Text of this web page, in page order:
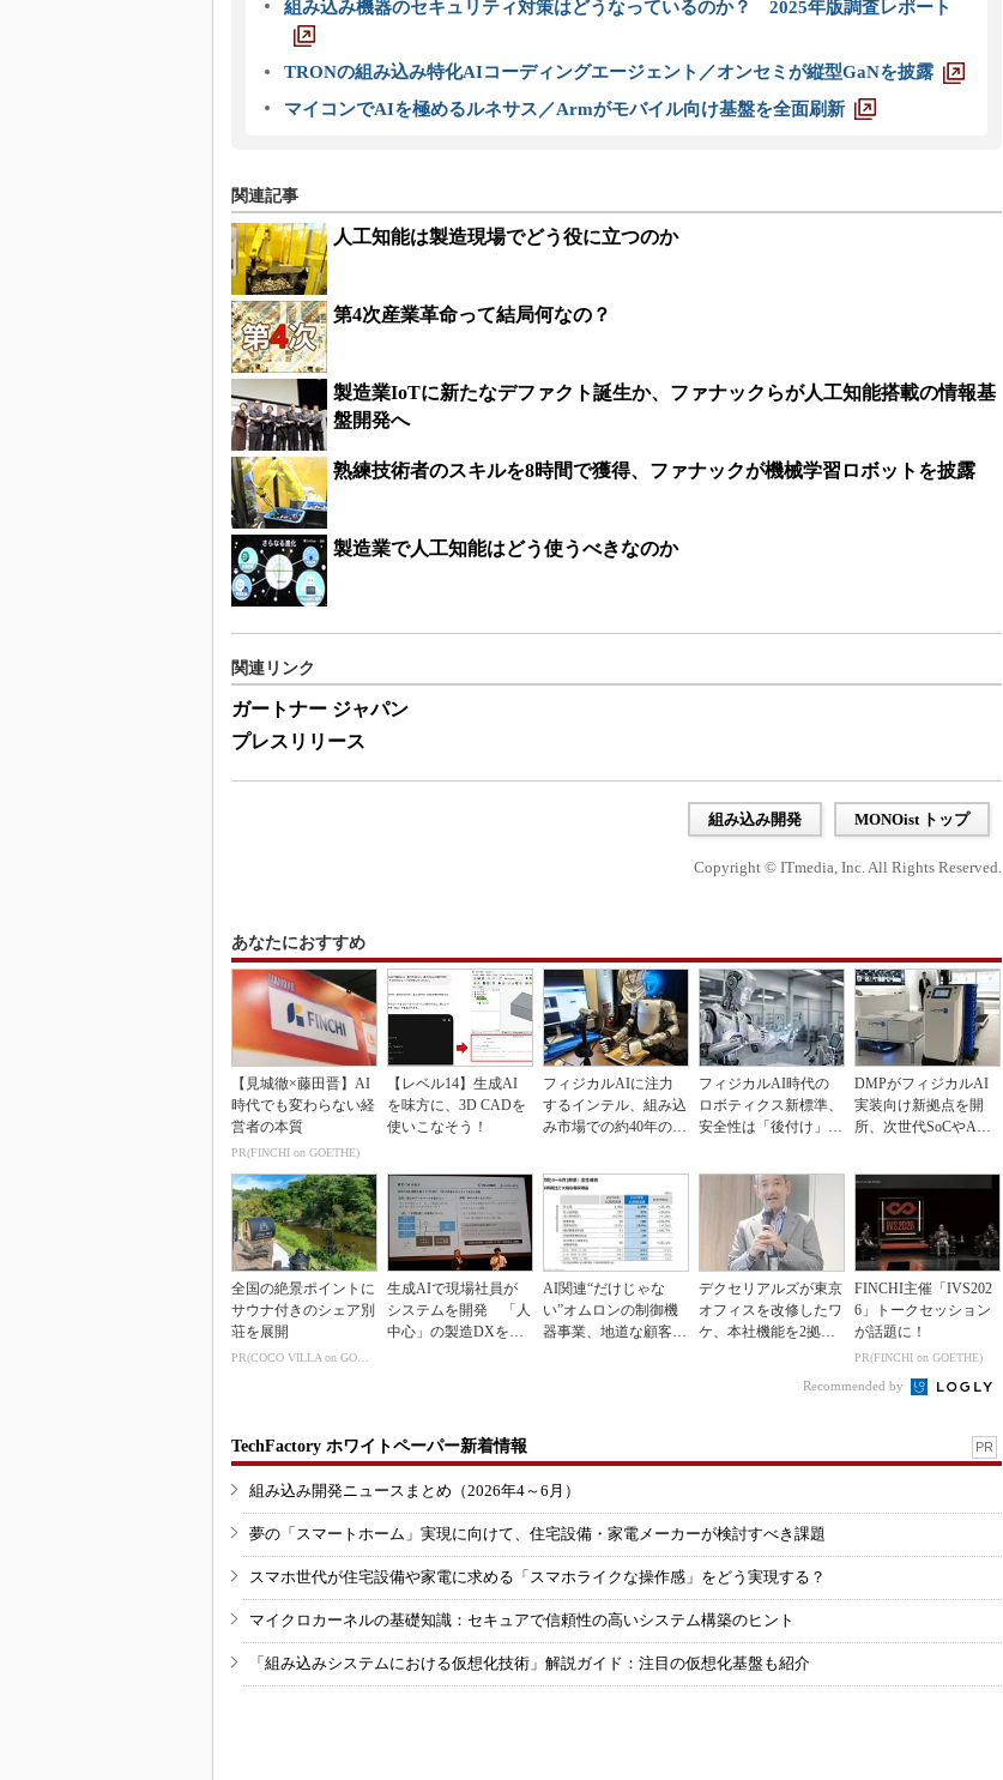
組み込み機器のセキュリティ対策はどうなっているのか？ 2025年版調査レポート
TRONの組み込み特化AIコーディングエージェント／オンセミが縦型GaNを披露
マイコンでAIを極めるルネサス／Armがモバイル向け基盤を全面刷新
関連記事
人工知能は製造現場でどう役に立つのか
第4次産業革命って結局何なの？
製造業IoTに新たなデファクト誕生か、ファナックらが人工知能搭載の情報基
盤開発へ
熟練技術者のスキルを8時間で獲得、ファナックが機械学習ロボットを披露
製造業で人工知能はどう使うべきなのか
関連リンク
ガートナー ジャパン
プレスリリース
組み込み開発 MONOist トップ
Copyright © ITmedia, Inc. All Rights Reserved.
あなたにおすすめ
【見城徹×藤田晋】AI
時代でも変わらない経
営者の本質
PR(FINCHI on GOETHE)
【レベル14】生成AI
を味方に、3D CADを
使いこなそう！
フィジカルAIに注力
するインテル、組み込
み市場での約40年の実
フィジカルAI時代の
ロボティクス新標準、
安全性は「後付け」で
DMPがフィジカルAI
実装向け新拠点を開
所、次世代SoCやAM
全国の絶景ポイントに
サウナ付きのシェア別
荘を展開
PR(COCO VILLA on GOETHE)
生成AIで現場社員が
システムを開発 「人
中心」の製造DXを自
AI関連“だけじゃな
い”オムロンの制御機
器事業、地道な顧客基
デクセリアルズが東京
オフィスを改修したワ
ケ、本社機能を2拠点
FINCHI主催「IVS202
6」トークセッション
が話題に！
PR(FINCHI on GOETHE)
Recommended by
TechFactory ホワイトペーパー新着情報 PR
組み込み開発ニュースまとめ（2026年4～6月）
夢の「スマートホーム」実現に向けて、住宅設備・家電メーカーが検討すべき課題
スマホ世代が住宅設備や家電に求める「スマホライクな操作感」をどう実現する？
マイクロカーネルの基礎知識：セキュアで信頼性の高いシステム構築のヒント
「組み込みシステムにおける仮想化技術」解説ガイド：注目の仮想化基盤も紹介